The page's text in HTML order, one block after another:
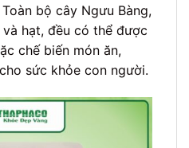
bộ cây Ngưu Bàng,
hạt, đều có thể được
chế biến món ăn,
sức khỏe con người.